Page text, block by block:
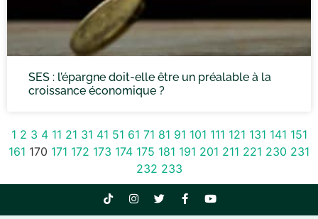
SES : l’épargne doit-elle être un préalable à la
croissance économique ?
1 2 3 4 11 21 31 41 51 61 71 81 91 101 111 121 131 141 151
161 170 171 172 173 174 175 181 191 201 211 221 230 231
232 233